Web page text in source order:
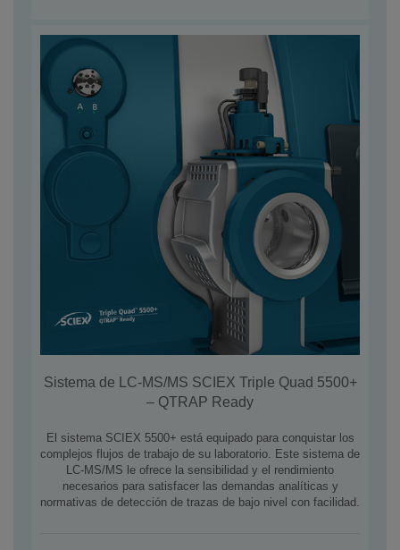
Sistema de LC-MS/MS SCIEX Triple Quad 5500+
– QTRAP Ready
El sistema SCIEX 5500+ está equipado para conquistar los
complejos flujos de trabajo de su laboratorio. Este sistema de
LC-MS/MS le ofrece la sensibilidad y el rendimiento
necesarios para satisfacer las demandas analíticas y
normativas de detección de trazas de bajo nivel con facilidad.